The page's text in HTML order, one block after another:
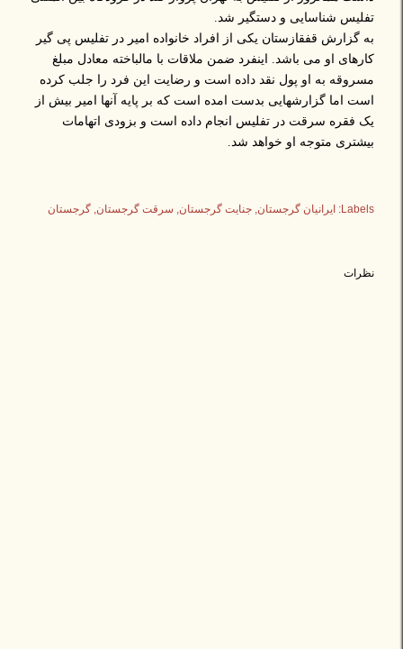
تفلیس شناسایی و دستگیر شد.
به گزارش قفقازستان یکی از افراد خانواده امیر در تفلیس پی گیر
کارهای او می باشد. اینفرد ضمن ملاقات با مالباخته معادل مبلغ
مسروقه به او پول نقد داده است و رضایت این فرد را جلب کرده
است اما گزارشهایی بدست امده است که بر پایه آنها امیر بیش از
یک فقره سرقت در تفلیس انجام داده است و بزودی اتهامات
بیشتری متوجه او خواهد شد.
Labels: ایرانیان گرجستان جنایت گرجستان سرقت گرجستان گرجستان
نظرات